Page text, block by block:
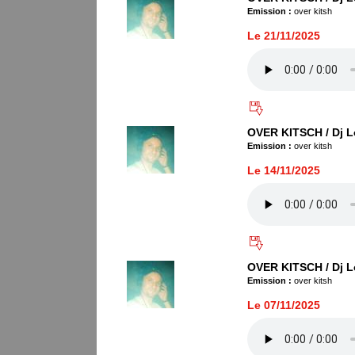
Emission : over kitsh
Le 21/11/2025
OVER KITSCH / Dj
Emission : over kitsh
Le 14/11/2025
OVER KITSCH / Dj
Emission : over kitsh
Le 07/11/2025